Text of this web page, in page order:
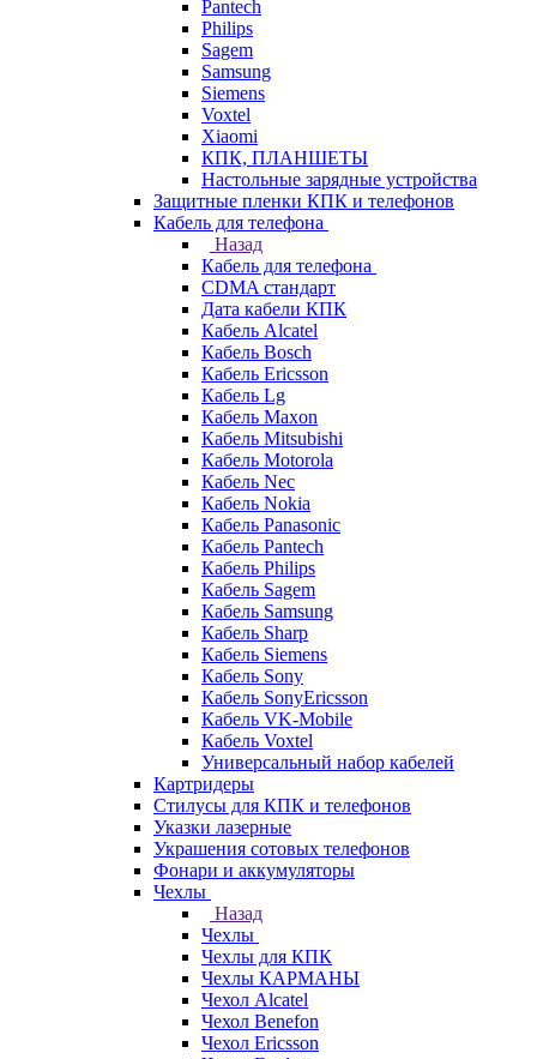
Pantech
Philips
Sagem
Samsung
Siemens
Voxtel
Xiaomi
КПК, ПЛАНШЕТЫ
Настольные зарядные устройства
Защитные пленки КПК и телефонов
Кабель для телефона
Назад
Кабель для телефона
CDMA стандарт
Дата кабели КПК
Кабель Alcatel
Кабель Bosch
Кабель Ericsson
Кабель Lg
Кабель Maxon
Кабель Mitsubishi
Кабель Motorola
Кабель Nec
Кабель Nokia
Кабель Panasonic
Кабель Pantech
Кабель Philips
Кабель Sagem
Кабель Samsung
Кабель Sharp
Кабель Siemens
Кабель Sony
Кабель SonyEricsson
Кабель VK-Mobile
Кабель Voxtel
Универсальный набор кабелей
Картридеры
Стилусы для КПК и телефонов
Указки лазерные
Украшения сотовых телефонов
Фонари и аккумуляторы
Чехлы
Назад
Чехлы
Чехлы для КПК
Чехлы КАРМАНЫ
Чехол Alcatel
Чехол Benefon
Чехол Ericsson